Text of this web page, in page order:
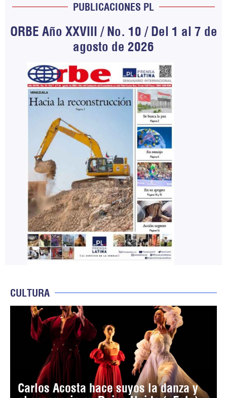
PUBLICACIONES PL
ORBE Año XXVIII / No. 10 / Del 1 al 7 de
agosto de 2026
CULTURA
Carlos Acosta hace suyos la danza y